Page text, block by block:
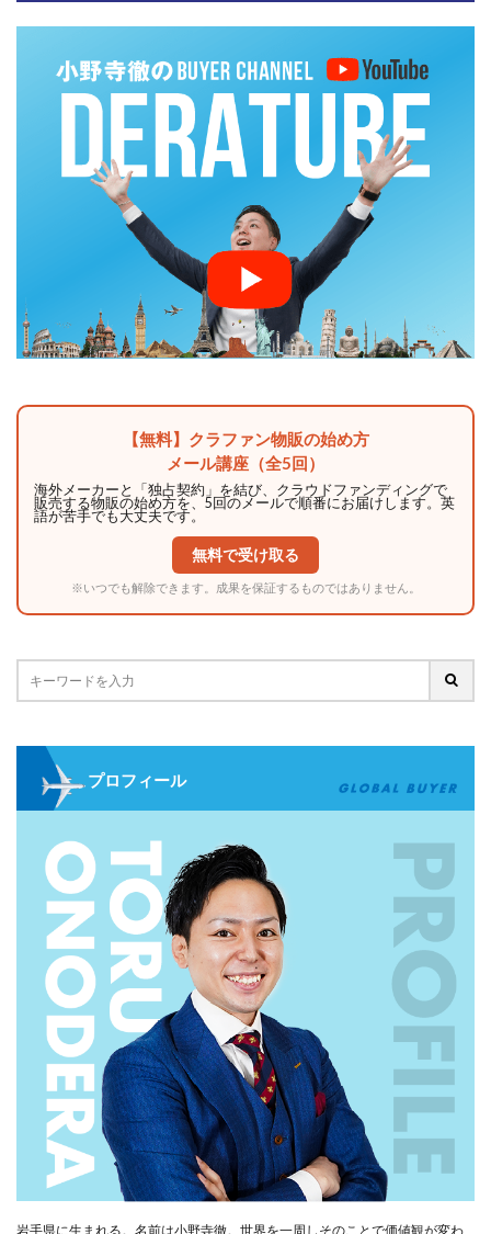
【無料】クラファン物販の始め方
メール講座（全5回）
海外メーカーと「独占契約」を結び、クラウドファンディングで
販売する物販の始め方を、5回のメールで順番にお届けします。英
語が苦手でも大丈夫です。
無料で受け取る
※いつでも解除できます。成果を保証するものではありません。
プロフィール
岩手県に生まれる。名前は小野寺徹。世界を一周しそのことで価値観が変わ